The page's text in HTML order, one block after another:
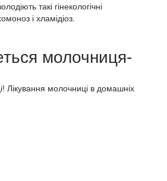
такі гінекологічні
і хламідіоз.
молочниця-